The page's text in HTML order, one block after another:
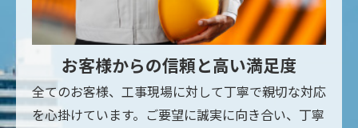
お客様からの信頼と高い満足度
全てのお客様、工事現場に対して丁寧で親切な対応
を心掛けています。ご要望に誠実に向き合い、丁寧